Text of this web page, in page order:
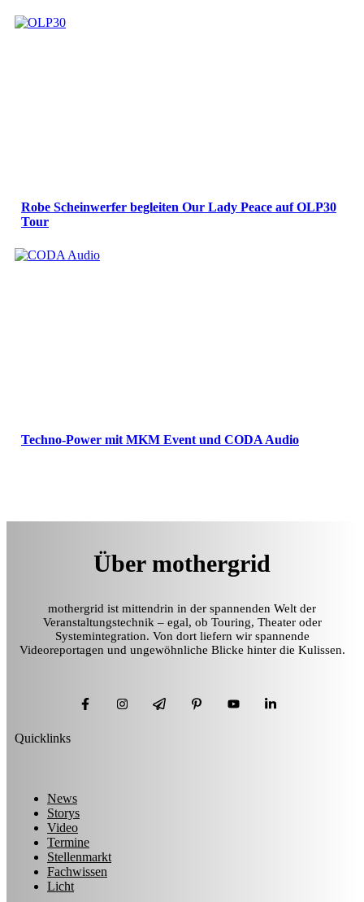
Robe Scheinwerfer begleiten Our Lady Peace auf OLP30
Tour
Techno-Power mit MKM Event und CODA Audio
Über mothergrid
mothergrid ist mittendrin in der spannenden Welt der
Veranstaltungstechnik – egal, ob Touring, Theater oder
Systemintegration. Von dort liefern wir spannende
Videoreportagen und ungewöhnliche Blicke hinter die Kulissen.
Quicklinks
News
Storys
Video
Termine
Stellenmarkt
Fachwissen
Licht